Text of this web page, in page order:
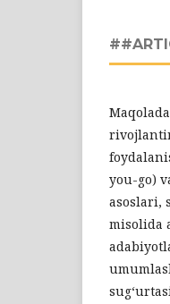
you-go)
asoslari,
misolida